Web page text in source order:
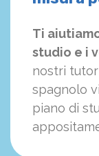
Ti
studio e i
nostri
spagnolo
piano di